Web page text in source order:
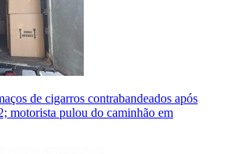
de cigarros contrabandeados após
motorista pulou do caminhão em